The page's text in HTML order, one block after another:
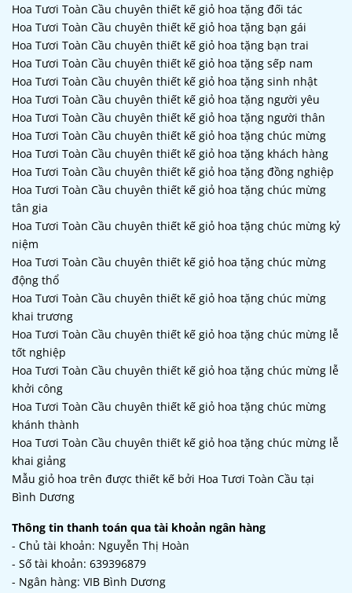
Hoa Tươi Toàn Cầu chuyên thiết kế giỏ hoa tặng đối tác
Hoa Tươi Toàn Cầu chuyên thiết kế giỏ hoa tặng bạn gái
Hoa Tươi Toàn Cầu chuyên thiết kế giỏ hoa tặng bạn trai
Hoa Tươi Toàn Cầu chuyên thiết kế giỏ hoa tặng sếp nam
Hoa Tươi Toàn Cầu chuyên thiết kế giỏ hoa tặng sinh nhật
Hoa Tươi Toàn Cầu chuyên thiết kế giỏ hoa tặng người yêu
Hoa Tươi Toàn Cầu chuyên thiết kế giỏ hoa tặng người thân
Hoa Tươi Toàn Cầu chuyên thiết kế giỏ hoa tặng chúc mừng
Hoa Tươi Toàn Cầu chuyên thiết kế giỏ hoa tặng khách hàng
Hoa Tươi Toàn Cầu chuyên thiết kế giỏ hoa tặng đồng nghiệp
Hoa Tươi Toàn Cầu chuyên thiết kế giỏ hoa tặng chúc mừng
tân gia
Hoa Tươi Toàn Cầu chuyên thiết kế giỏ hoa tặng chúc mừng kỷ
niệm
Hoa Tươi Toàn Cầu chuyên thiết kế giỏ hoa tặng chúc mừng
động thổ
Hoa Tươi Toàn Cầu chuyên thiết kế giỏ hoa tặng chúc mừng
khai trương
Hoa Tươi Toàn Cầu chuyên thiết kế giỏ hoa tặng chúc mừng lễ
tốt nghiệp
Hoa Tươi Toàn Cầu chuyên thiết kế giỏ hoa tặng chúc mừng lễ
khởi công
Hoa Tươi Toàn Cầu chuyên thiết kế giỏ hoa tặng chúc mừng
khánh thành
Hoa Tươi Toàn Cầu chuyên thiết kế giỏ hoa tặng chúc mừng lễ
khai giảng
Mẫu giỏ hoa trên được thiết kế bởi Hoa Tươi Toàn Cầu tại
Bình Dương
Thông tin thanh toán qua tài khoản ngân hàng
- Chủ tài khoản: Nguyễn Thị Hoàn
- Số tài khoản: 639396879
- Ngân hàng: VIB Bình Dương